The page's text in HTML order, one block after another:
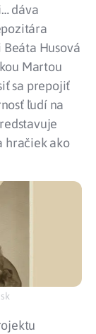
dáva
Husová
Martou
sa prepojiť
ľudí na
hračiek ako